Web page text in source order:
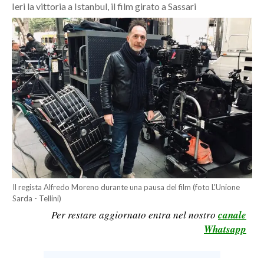
ITALIA
MONDO
POLITICA
ECONOMIA
SERVIZI ALLE IMPRESE
LAVORO
BANDI
SPORT IN SARDEGNA
Ieri la vittoria a Istanbul, il film girato a Sassari
Il regista Alfredo Moreno durante una pausa del film (foto L'Unione
Sarda - Tellini)
Per restare aggiornato entra nel nostro canale
Whatsapp